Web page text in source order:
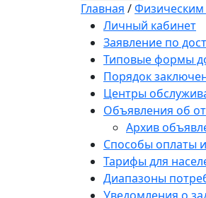
Главная /
Личный кабинет
Заявление по
Типовые формы
Порядок
Центры
Объявления об
Архив
Способы оплаты
Тарифы для
Диапазоны